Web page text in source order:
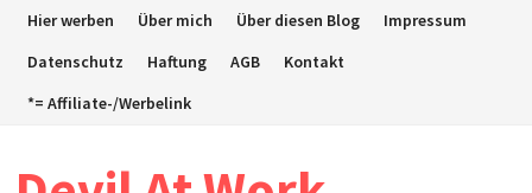
ZumHier werben Über mich Über diesen Blog
Impressum
Datenschutz
Haftung AGB
Kontakt
*= Affiliate-/Werbelink